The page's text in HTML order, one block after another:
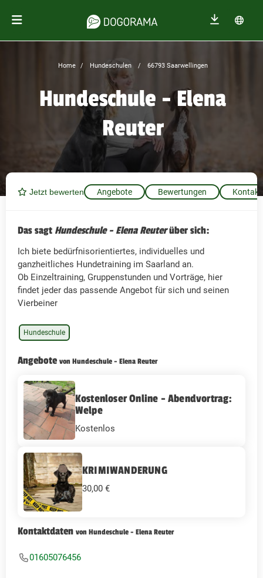
Home Hundeschulen 66793 Saarwellingen
Hundeschule - Elena
Reuter
Jetzt bewerten Angebote Bewertungen Kontakt
Das sagt Hundeschule - Elena Reuterüber sich:
Ich biete bedürfnisorientiertes, individuelles und
ganzheitliches Hundetraining im Saarland an.
Ob Einzeltraining, Gruppenstunden und Vorträge, hier
findet jeder das passende Angebot für sich und seinen
Vierbeiner
Hundeschule
Angebote von Hundeschule - Elena Reuter
Kostenloser Online - Abendvortrag:
Welpe
Kostenlos
KRIMIWANDERUNG
30,00 €
Kontaktdaten von Hundeschule - Elena Reuter
01605076456